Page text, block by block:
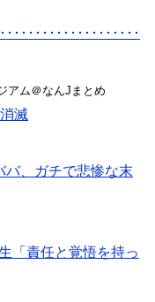
･･････････････････
アム＠なんJまとめ
滅
バ、ガチで悲惨な末
「責任と覚悟を持っ